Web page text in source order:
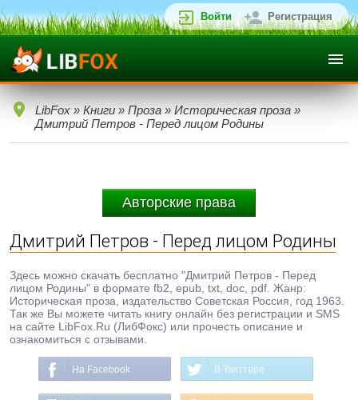
Войти Регистрация
LibFox » Книги » Проза » Историческая проза »
Дмитрий Петров - Перед лицом Родины
Авторские права
Дмитрий Петров - Перед лицом Родины
Здесь можно скачать бесплатно "Дмитрий Петров - Перед
лицом Родины" в формате fb2, epub, txt, doc, pdf. Жанр:
Историческая проза, издательство Советская Россия, год 1963.
Так же Вы можете читать книгу онлайн без регистрации и SMS
на сайте LibFox.Ru (ЛибФокс) или прочесть описание и
ознакомиться с отзывами.
На Facebook В Твиттере